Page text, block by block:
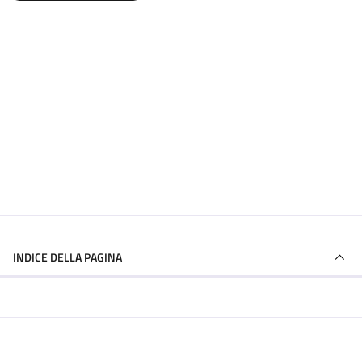
INDICE DELLA PAGINA